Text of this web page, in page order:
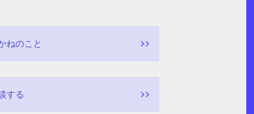
ねのこと
する